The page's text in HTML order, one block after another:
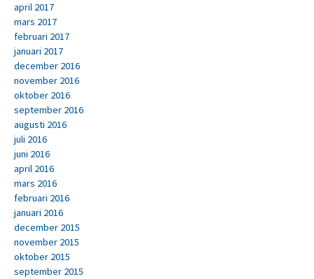
april 2017
mars 2017
februari 2017
januari 2017
december 2016
november 2016
oktober 2016
september 2016
augusti 2016
juli 2016
juni 2016
april 2016
mars 2016
februari 2016
januari 2016
december 2015
november 2015
oktober 2015
september 2015